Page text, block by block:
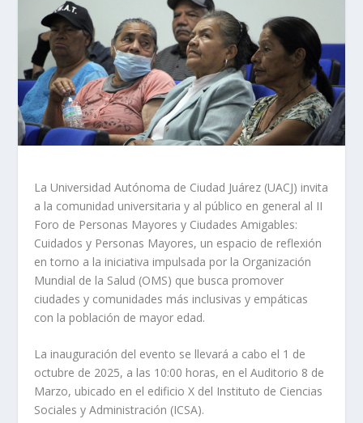
La Universidad Autónoma de Ciudad Juárez (UACJ) invita
a la comunidad universitaria y al público en general al II
Foro de Personas Mayores y Ciudades Amigables:
Cuidados y Personas Mayores, un espacio de reflexión
en torno a la iniciativa impulsada por la Organización
Mundial de la Salud (OMS) que busca promover
ciudades y comunidades más inclusivas y empáticas
con la población de mayor edad.
La inauguración del evento se llevará a cabo el 1 de
octubre de 2025, a las 10:00 horas, en el Auditorio 8 de
Marzo, ubicado en el edificio X del Instituto de Ciencias
Sociales y Administración (ICSA).